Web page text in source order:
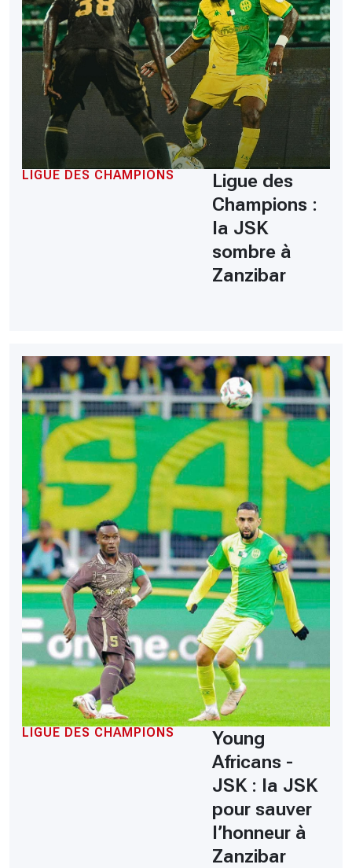
LIGUE DES CHAMPIONS
Ligue des
Champions :
la JSK
sombre à
Zanzibar
LIGUE DES CHAMPIONS
Young
Africans -
JSK : la JSK
pour sauver
l’honneur à
Zanzibar